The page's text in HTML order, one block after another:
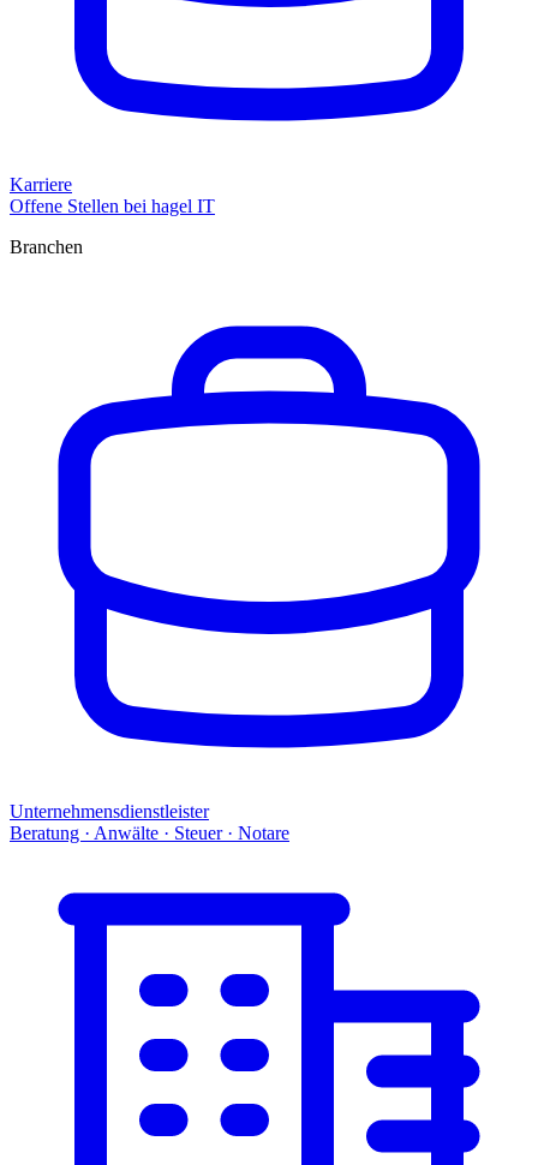
Karriere
Offene Stellen bei hagel IT
Branchen
Unternehmensdienstleister
Beratung · Anwälte · Steuer · Notare